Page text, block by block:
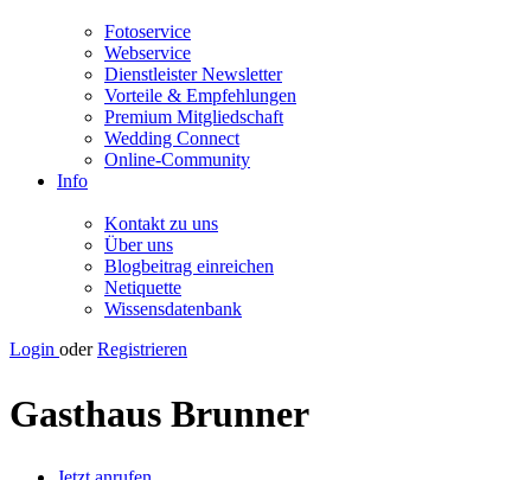
Fotoservice
Webservice
Dienstleister Newsletter
Vorteile & Empfehlungen
Premium Mitgliedschaft
Wedding Connect
Online-Community
Info
Kontakt zu uns
Über uns
Blogbeitrag einreichen
Netiquette
Wissensdatenbank
Login oder Registrieren
Gasthaus Brunner